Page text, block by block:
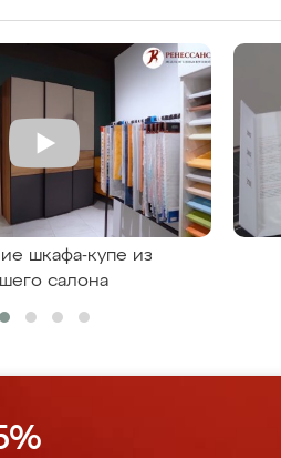
шкафа-купе из
салона